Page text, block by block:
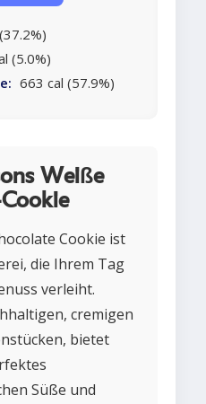
(5.0%)
663 cal (57.9%)
Weiße
Cookie ist
die Ihrem Tag
verleiht.
cremigen
bietet
Süße und